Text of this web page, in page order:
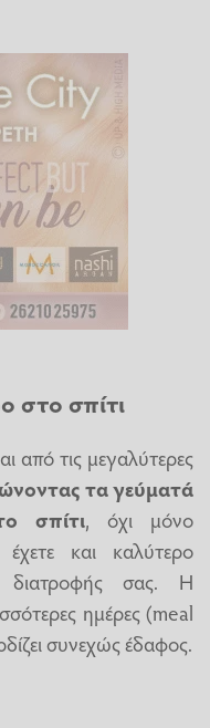
στο σπίτι
από τις μεγαλύτερες
τα γεύματά
σπίτι, όχι μόνο
έχετε και καλύτερο
διατροφής σας. Η
ημέρες (meal
συνεχώς έδαφος.